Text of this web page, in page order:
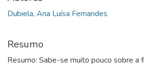
Dubiela, Ana Luísa Fernandes
Resumo
Resumo: Sabe-se muito pouco sobre a